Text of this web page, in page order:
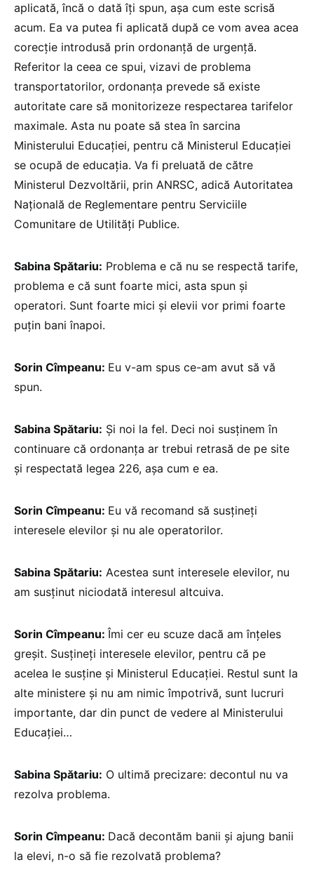
aplicată, încă o dată îți spun, așa cum este scrisă
acum. Ea va putea fi aplicată după ce vom avea acea
corecție introdusă prin ordonanță de urgență.
Referitor la ceea ce spui, vizavi de problema
transportatorilor, ordonanța prevede să existe
autoritate care să monitorizeze respectarea tarifelor
maximale. Asta nu poate să stea în sarcina
Ministerului Educației, pentru că Ministerul Educației
se ocupă de educația. Va fi preluată de către
Ministerul Dezvoltării, prin ANRSC, adică Autoritatea
Naţională de Reglementare pentru Serviciile
Comunitare de Utilităţi Publice.
Sabina Spătariu: Problema e că nu se respectă tarife,
problema e că sunt foarte mici, asta spun și
operatori. Sunt foarte mici și elevii vor primi foarte
puțin bani înapoi.
Sorin Cîmpeanu: Eu v-am spus ce-am avut să vă
spun.
Sabina Spătariu: Și noi la fel. Deci noi susținem în
continuare că ordonanța ar trebui retrasă de pe site
și respectată legea 226, așa cum e ea.
Sorin Cîmpeanu: Eu vă recomand să susțineți
interesele elevilor și nu ale operatorilor.
Sabina Spătariu: Acestea sunt interesele elevilor, nu
am susținut niciodată interesul altcuiva.
Sorin Cîmpeanu: Îmi cer eu scuze dacă am înțeles
greșit. Susțineți interesele elevilor, pentru că pe
acelea le susține și Ministerul Educației. Restul sunt la
alte ministere și nu am nimic împotrivă, sunt lucruri
importante, dar din punct de vedere al Ministerului
Educației…
Sabina Spătariu: O ultimă precizare: decontul nu va
rezolva problema.
Sorin Cîmpeanu: Dacă decontăm banii și ajung banii
la elevi, n-o să fie rezolvată problema?